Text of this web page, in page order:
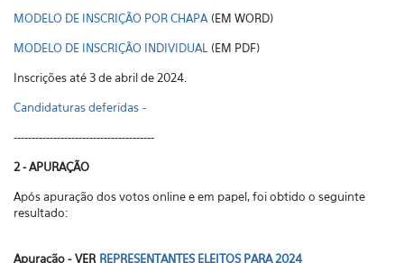
MODELO DE INSCRIÇÃO POR CHAPA (EM WORD)
MODELO DE INSCRIÇÃO INDIVIDUAL (EM PDF)
Inscrições até 3 de abril de 2024.
Candidaturas deferidas -
---------------------------------------
2 - APURAÇÃO
Após apuração dos votos online e em papel, foi obtido o seguinte
resultado:
Apuração - VER REPRESENTANTES ELEITOS PARA 2024